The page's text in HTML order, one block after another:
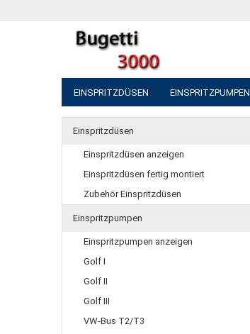
EINSPRITZDÜSEN EINSPRITZPUMPEN
Einspritzdüsen
Einspritzdüsen anzeigen
Einspritzdüsen fertig montiert
Zubehör Einspritzdüsen
Einspritzpumpen
Einspritzpumpen anzeigen
Golf I
Golf II
Golf III
VW-Bus T2/T3